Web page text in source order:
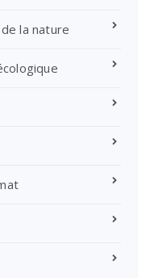
la nature